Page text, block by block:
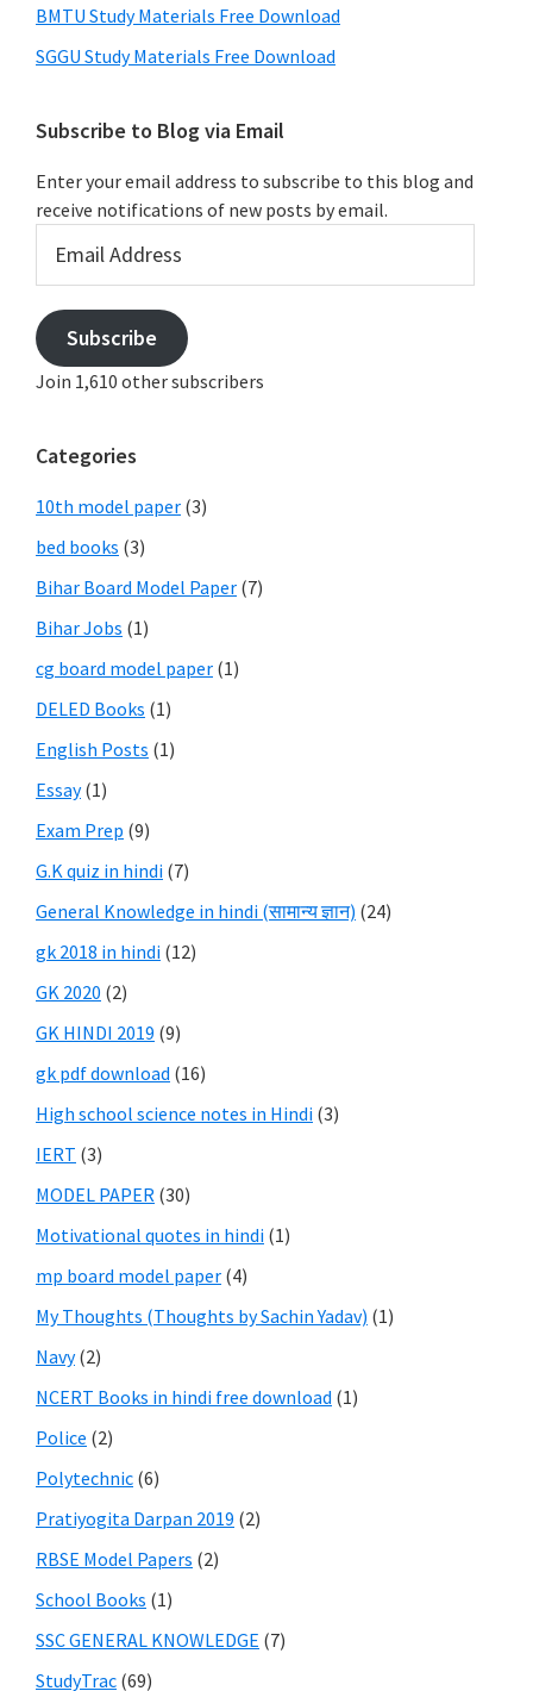
BMTU Study Materials Free Download
SGGU Study Materials Free Download
Subscribe to Blog via Email
Enter your email address to subscribe to this blog and
receive notifications of new posts by email.
Address
Subscribe
Join 1,610 other subscribers
Categories
10th model paper (3)
bed books (3)
Bihar Board Model Paper (7)
Bihar Jobs (1)
cg board model paper (1)
DELED Books (1)
English Posts (1)
Essay(1)
Exam Prep (9)
G.K quiz in hindi (7)
General Knowledge in hindi (सामान्य ज्ञान) (24)
gk 2018 in hindi (12)
GK 2020 (2)
GK HINDI 2019 (9)
gk pdf download (16)
High school science notes in Hindi (3)
IERT (3)
MODEL PAPER (30)
Motivational quotes in hindi (1)
mp board model paper (4)
My Thoughts (Thoughts by Sachin Yadav) (1)
Navy(2)
NCERT Books in hindi free download (1)
Police (2)
Polytechnic (6)
Pratiyogita Darpan 2019 (2)
RBSE Model Papers (2)
School Books (1)
SSC GENERAL KNOWLEDGE (7)
StudyTrac (69)